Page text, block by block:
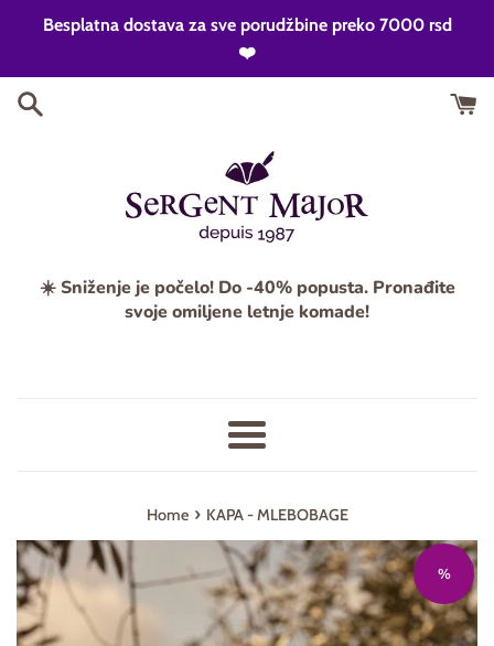
Besplatna dostava za sve porudžbine preko 7000 rsd
❤️
☀️ Sniženje je počelo! Do -40% popusta. Pronađite
svoje omiljene letnje komade!
Meni
Home › KAPA - MLEBOBAGE
%